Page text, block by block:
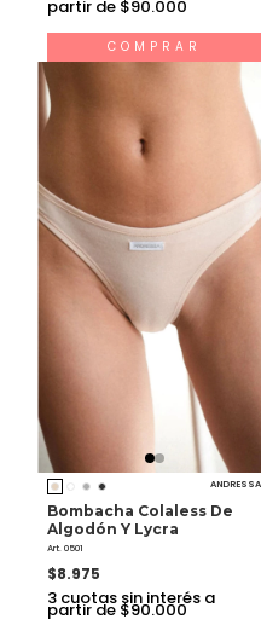
COMPRAR
ANDRESSA
Bombacha Colaless De
Algodón Y Lycra
Art. 0501
$8.975
3 cuotas sin interés a
partir de $90.000